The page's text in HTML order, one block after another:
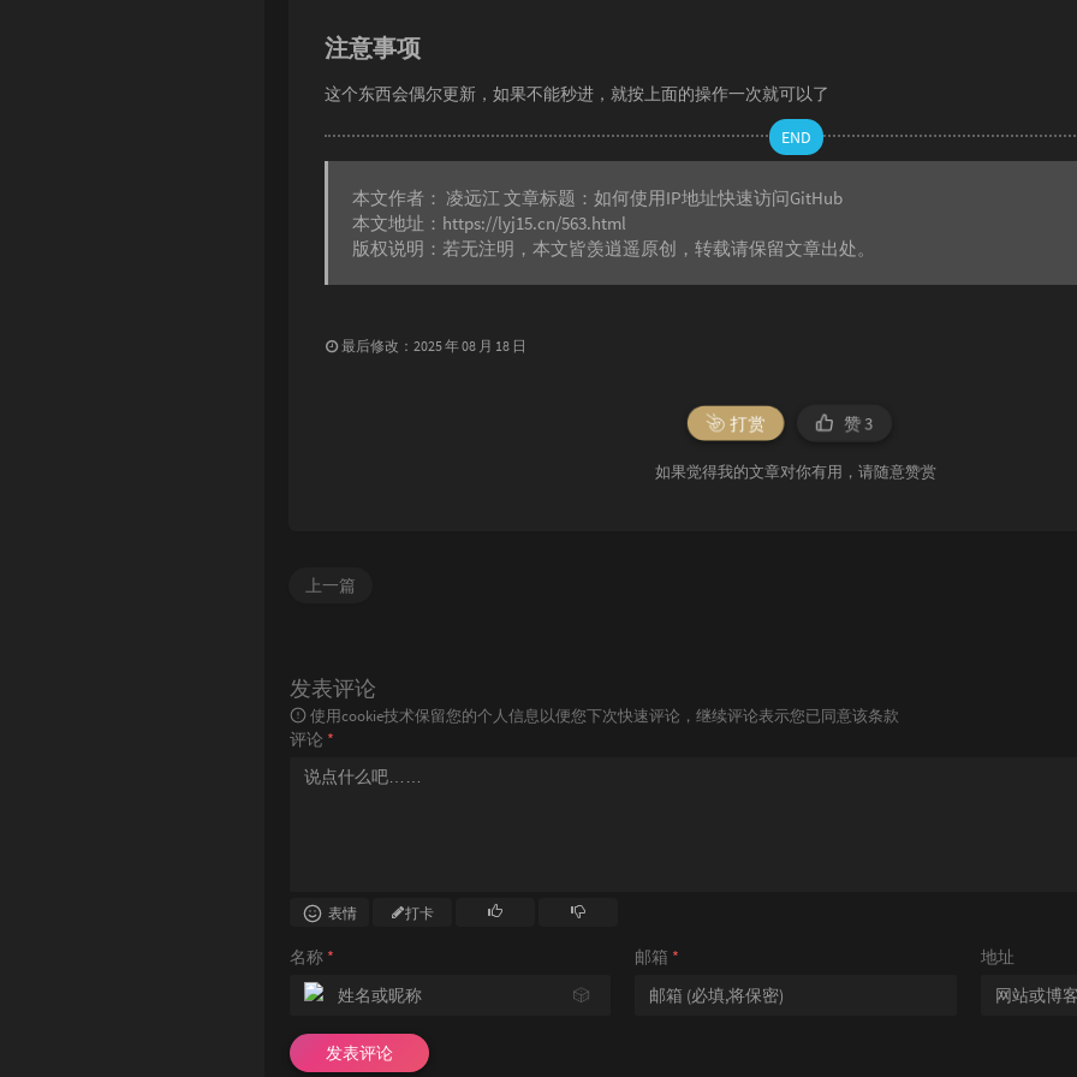
注意事项
这个东西会偶尔更新，如果不能秒进，就按上面的操作一次就可以了
END
本文作者： 凌远江 文章标题： 如何使用IP地址快速访问GitHub
本文地址： https://lyj15.cn/563.html
版权说明：若无注明，本文皆羡逍遥原创，转载请保留文章出处。
最后修改：2025 年 08 月 18 日
打赏 赞3
如果觉得我的文章对你有用，请随意赞赏
上一篇
发表评论
使用cookie技术保留您的个人信息以便您下次快速评论，继续评论表示您已同意该条款
评论 *
表情 打卡
名称 *
🎲
邮箱 * 地址
发表评论